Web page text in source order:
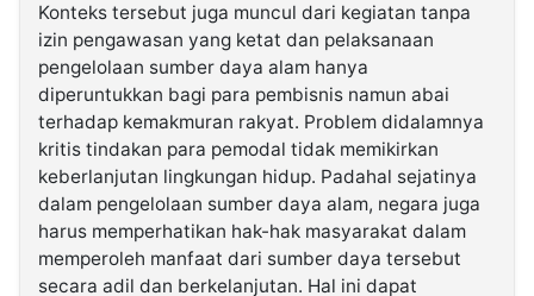
Konteks tersebut juga muncul dari kegiatan tanpa
izin pengawasan yang ketat dan pelaksanaan
pengelolaan sumber daya alam hanya
diperuntukkan bagi para pembisnis namun abai
terhadap kemakmuran rakyat. Problem didalamnya
kritis tindakan para pemodal tidak memikirkan
keberlanjutan lingkungan hidup. Padahal sejatinya
dalam pengelolaan sumber daya alam, negara juga
harus memperhatikan hak-hak masyarakat dalam
memperoleh manfaat dari sumber daya tersebut
secara adil dan berkelanjutan. Hal ini dapat